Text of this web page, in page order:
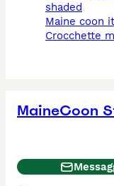
shaded
maine coon
crocchette
MaineCoon